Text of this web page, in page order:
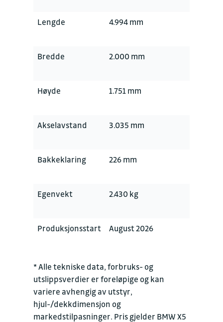
Lengde 4.994 mm
Bredde 2.000 mm
Høyde 1.751 mm
Akselavstand 3.035 mm
Bakkeklaring 226 mm
Egenvekt 2.430 kg
Produksjonsstart August 2026
* Alle tekniske data, forbruks- og
utslippsverdier er foreløpige og kan
variere avhengig av utstyr,
hjul-/dekkdimensjon og
markedstilpasninger. Pris gjelder BMW X5